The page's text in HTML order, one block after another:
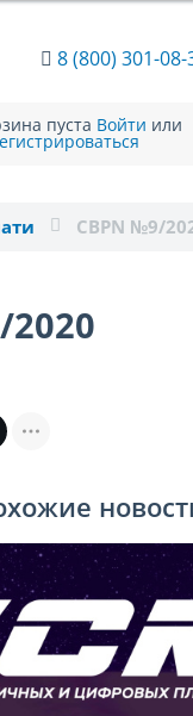
8 (800) 301-08-
пуста Войти или
CBPN №9/